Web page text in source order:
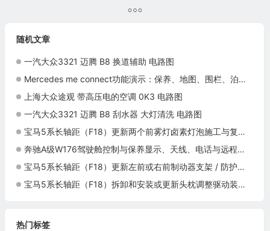
随机文章
一汽大众3321 迈腾 B8 换道辅助 电路图
Mercedes me connect功能演示：保养、地图、围栏、泊车与远程信息
上海大众途观 带高压电的空调 0K3 电路图
一汽大众3321 迈腾 B8 刮水器 大灯清洗 电路图
宝马5系长轴距（F18）更新两个前雾灯卤素灯泡施工与复检标准
奔驰A级W176驾驶舱控制与保养显示、天线、电话与远程通信等系统
宝马5系长轴距（F18）更新左前或右前制动器支架 / 防护板施工与复检标准
宝马5系长轴距（F18）拆卸和安装或更新头枕调整驱动装置施工与复检标准
热门标签